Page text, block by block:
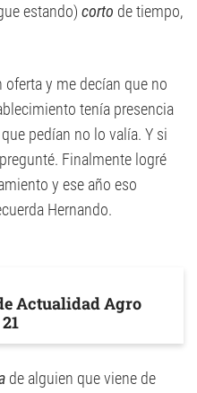
estando) corto de tiempo,
oferta y me decían que no
tenía presencia
pedían no lo valía. Y si
Finalmente logré
y ese año eso
Hernando.
Actualidad Agro
de alguien que viene de